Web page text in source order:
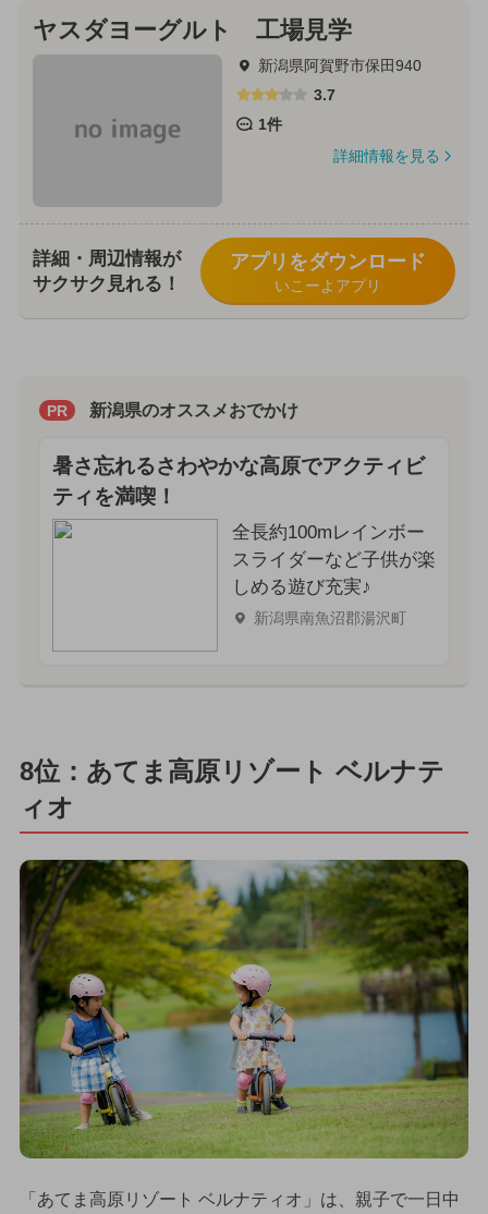
ヤスダヨーグルト 工場見学
新潟県阿賀野市保田940
3.7
1件
詳細情報を見る
詳細・周辺情報が
サクサク見れる！
アプリをダウンロード
いこーよアプリ
PR 新潟県のオススメおでかけ
暑さ忘れるさわやかな高原でアクティビ
ティを満喫！
全長約100mレインボー
スライダーなど子供が楽
しめる遊び充実♪
新潟県南魚沼郡湯沢町
8位：あてま高原リゾート ベルナテ
ィオ
「あてま高原リゾート ベルナティオ」は、親子で一日中